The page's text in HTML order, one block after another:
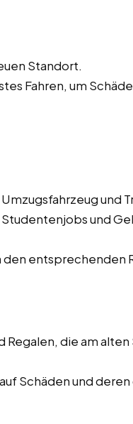
Standort.
Fahren, um
und
und
entsprechenden
Regalen, die am
Schäden und